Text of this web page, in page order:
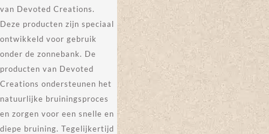
van Devoted Creations.
Deze producten zijn speciaal
ontwikkeld voor gebruik
onder de zonnebank. De
producten van Devoted
Creations ondersteunen het
natuurlijke bruiningsproces
en zorgen voor een snelle en
diepe bruining. Tegelijkertijd